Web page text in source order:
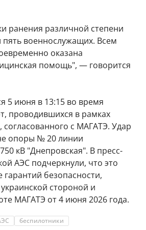
ранения различной степени
пять военнослужащих. Всем
оказана
помощь", — говорится
5 июня в 13:15 во время
проводившихся в рамках
с МАГАТЭ. Удар
опоры № 20 линии
кВ "Днепровская". В пресс-
АЭС подчеркнули, что это
безопасности,
стороной и
МАГАТЭ от 4 июня 2026 года.
беспилотники